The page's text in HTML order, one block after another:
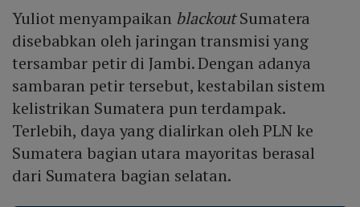
Yuliot menyampaikan blackoutSumatera
disebabkan oleh jaringan transmisi yang
tersambar petir di Jambi. Dengan adanya
sambaran petir tersebut, kestabilan sistem
kelistrikan Sumatera pun terdampak.
Terlebih, daya yang dialirkan oleh PLN ke
Sumatera bagian utara mayoritas berasal
dari Sumatera bagian selatan.